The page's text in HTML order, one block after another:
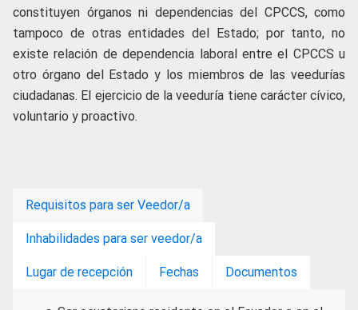
constituyen órganos ni dependencias del CPCCS, como
tampoco de otras entidades del Estado; por tanto, no
existe relación de dependencia laboral entre el CPCCS u
otro órgano del Estado y los miembros de las veedurías
ciudadanas. El ejercicio de la veeduría tiene carácter cívico,
voluntario y proactivo.
Requisitos para ser Veedor/a
Inhabilidades para ser veedor/a
Lugar de recepción Fechas Documentos